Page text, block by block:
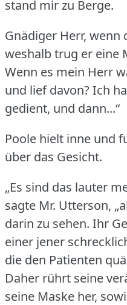
stand mir zu Berge.
Gnädiger Herr, wenn
weshalb trug er eine
Wenn es mein Herr
und lief davon?Ich
gedient, und dann...“
Poole hielt inne und
über das Gesicht.
„Es sind das lauter
sagte Mr. Utterson,
darin zu sehen. Ihr
einer jener
die den Patienten
Daher rührt seine
seine Maske her,